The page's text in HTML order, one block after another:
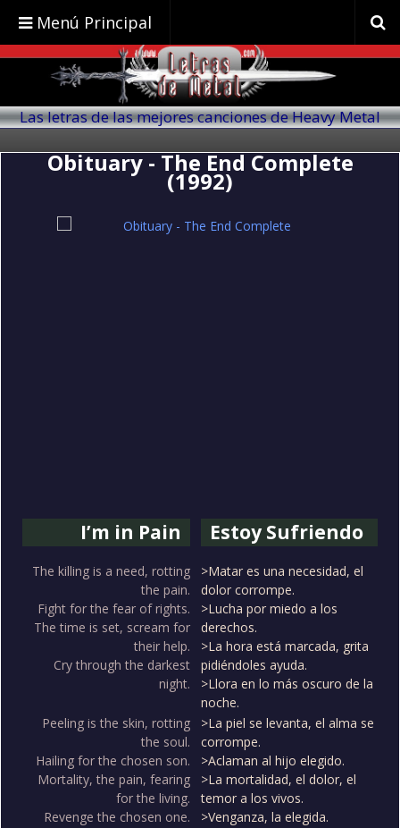
Menú Principal
Las letras de las mejores canciones de Heavy Metal
Obituary - The End Complete
(1992)
I’m in Pain Estoy Sufriendo
The killing is a need, rotting
the pain.
Fight for the fear of rights.
The time is set, scream for
their help.
Cry through the darkest
night.
>Matar es una necesidad, el
dolor corrompe.
>Lucha por miedo a los
derechos.
>La hora está marcada, grita
pidiéndoles ayuda.
>Llora en lo más oscuro de la
noche.
Peeling is the skin, rotting
the soul.
Hailing for the chosen son.
Mortality, the pain, fearing
for the living.
Revenge the chosen one.
>La piel se levanta, el alma se
corrompe.
>Aclaman al hijo elegido.
>La mortalidad, el dolor, el
temor a los vivos.
>Venganza, la elegida.